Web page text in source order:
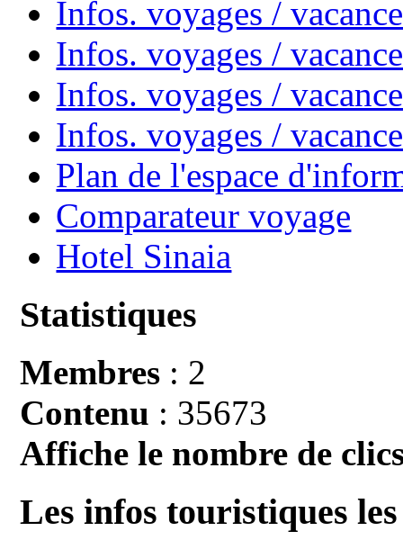
Infos. voyages /
Infos. voyages /
Infos. voyages /
Infos. voyages /
Plan de l'espace
Comparateur voyage
Hotel Sinaia
Statistiques
Membres : 2
Contenu : 35673
Affiche le nombre de
Les infos touristiques